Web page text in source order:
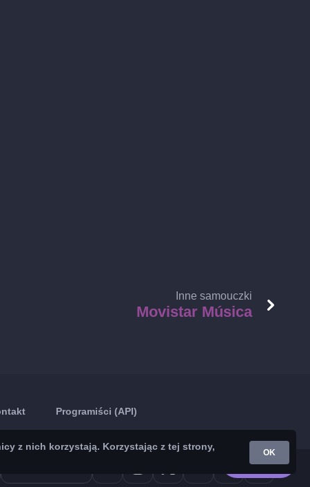
Inne samouczki
Movistar Música
Programiści (API)
z nich korzystają. Korzystając z tej strony,
OK